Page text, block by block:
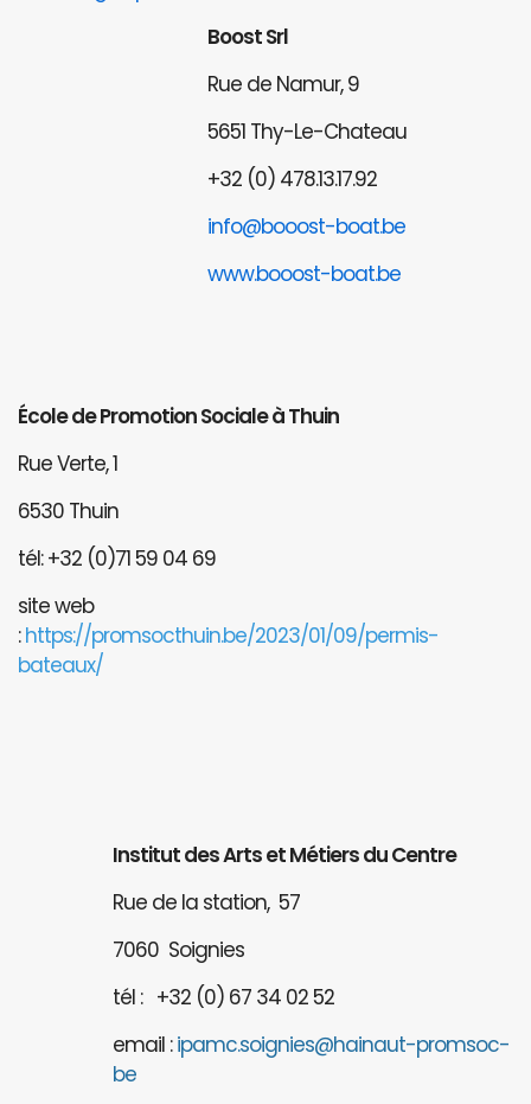
Boost Srl
Rue de Namur, 9
5651 Thy-Le-Chateau
+32 (0) 478.13.17.92
info@booost-boat.be
www.booost-boat.be
École de Promotion Sociale à Thuin
Rue Verte, 1
6530 Thuin
tél: +32 (0)71 59 04 69
site web
:https://promsocthuin.be/2023/01/09/permis-
bateaux/
Institut des Arts et Métiers du Centre
Rue de la station, 57
7060 Soignies
tél : +32 (0) 67 34 02 52
email :ipamc.soignies@hainaut-promsoc-
be